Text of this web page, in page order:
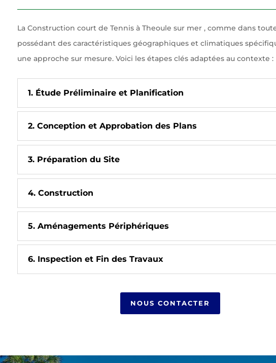
La Construction court de Tennis à Theoule sur mer , comme dans
possédant des caractéristiques géographiques et climatiques
une approche sur mesure. Voici les étapes clés adaptées au contexte :
1. Étude Préliminaire et Planification
2. Conception et Approbation des Plans
3. Préparation du Site
4. Construction
5. Aménagements Périphériques
6. Inspection et Fin des Travaux
NOUS CONTACTER